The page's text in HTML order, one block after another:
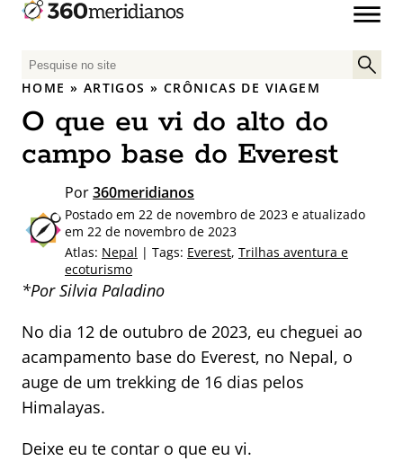
P
e
q
u
i
r
r
HOME » ARTIGOS » CRÔNICAS DE VIAGEM
O que eu vi do alto do
campo base do Everest
Por360meridianos
Postado em 22 de novembro de 2023 e atualizado
em 22 de novembro de 2023
Atlas: Nepal | Tags: Everest, Trilhas aventura e
ecoturismo
*Por Silvia Paladino
No dia 12 de outubro de 2023, eu cheguei ao
acampamento base do Everest, no Nepal, o
auge de um trekking de 16 dias pelos
Himalayas.
Deixe eu te contar o que eu vi.